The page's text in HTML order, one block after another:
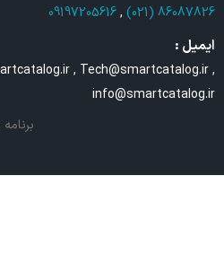
86087826 (021)
,
09197205616
ایمیل :
, Tech@smartcatalog.ir ,
info@smartcatalog.ir